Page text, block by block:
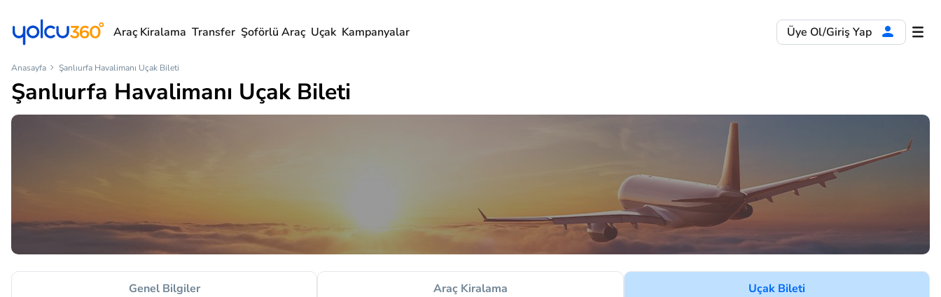
Araç Kiralama Transfer Şoförlü Araç Uçak Kampanyalar Üye Ol/Giriş Yap
Anasayfa Şanlıurfa Havalimanı Uçak Bileti
Şanlıurfa Havalimanı Uçak Bileti
Genel Bilgiler Araç Kiralama Uçak Bileti